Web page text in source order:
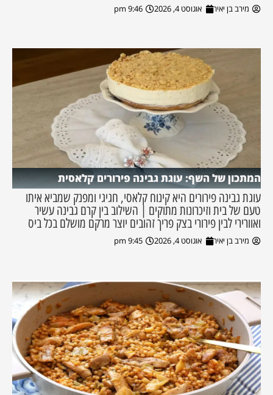
מירב בן יאיר אוגוסט 4, 2026 9:46 pm
המתכון של השף: עוגת גבינה פירורים קלאסית
עוגת גבינה פירורים היא קינוח קלאסי, חגיגי ומפנק שמביא איתו
טעם של בית וזיכרונות מתוקים | השילוב בין קרם גבינה עשיר
ואוורירי לבין פירורי בצק פריך זהובים יוצר מרקם מושלם בכל ביס
מירב בן יאיר אוגוסט 4, 2026 9:45 pm